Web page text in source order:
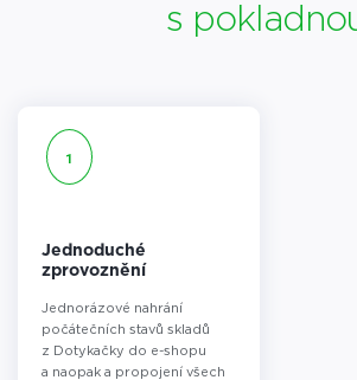
s
1
Jednoduché
zprovoznění
Jednorázové nahrání
počátečních stavů skladů
z Dotykačky do e-shopu
a naopak a propojení všech